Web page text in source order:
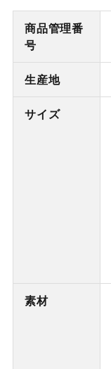
商品管理番
号
生産地
サイズ
素材